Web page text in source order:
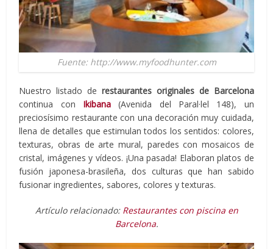
Fuente: http://www.myfoodhunter.com
Nuestro listado de restaurantes originales de Barcelona
continua con Ikibana(Avenida del Paral·lel 148), un
preciosísimo restaurante con una decoración muy cuidada,
llena de detalles que estimulan todos los sentidos: colores,
texturas, obras de arte mural, paredes con mosaicos de
cristal, imágenes y vídeos. ¡Una pasada! Elaboran platos de
fusión japonesa-brasileña, dos culturas que han sabido
fusionar ingredientes, sabores, colores y texturas.
Artículo relacionado: Restaurantes con piscina en
Barcelona.